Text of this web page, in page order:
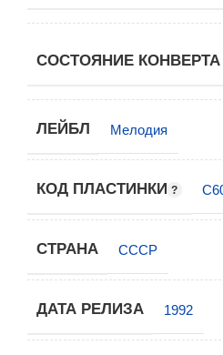
СОСТОЯНИЕ КОНВЕРТА
ЛЕЙБЛ Мелодия
КОД ПЛАСТИНКИ
СТРАНА СССР
ДАТА РЕЛИЗА 1992